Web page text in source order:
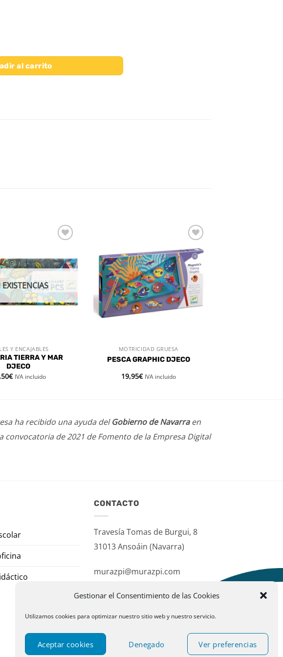
Gestionar el Consentimiento de las Cookies
Utilizamos cookies para optimizar nuestro sitio web y nuestro servicio.
Aceptar cookies Denegado Ver preferencias
al carrito
lista de
deseos
RÁPIDA
Y ENCAJABLES
TIERRA Y MAR
DJECO
€ IVA incluido
Añadir
a la
lista de
deseos
VISTA RÁPIDA
MOTRICIDAD GRUESA
PESCA GRAPHIC DJECO
19,95€ IVA incluido
ha recibido una ayuda delGobierno de Navarraen
convocatoria de 2021 de Fomento de la Empresa Digital
CONTACTO
Travesía Tomas de Burgui, 8
31013 Ansoáin (Navarra)
murazpi@murazpi.com